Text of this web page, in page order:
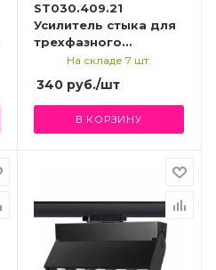
ST030.409.21
Усилитель стыка для
трехфазного
шинопровода ST-
Luce Черный
Трехфазная трековая
система
На складе 7 шт.
340руб./шт
В КОРЗИНУ